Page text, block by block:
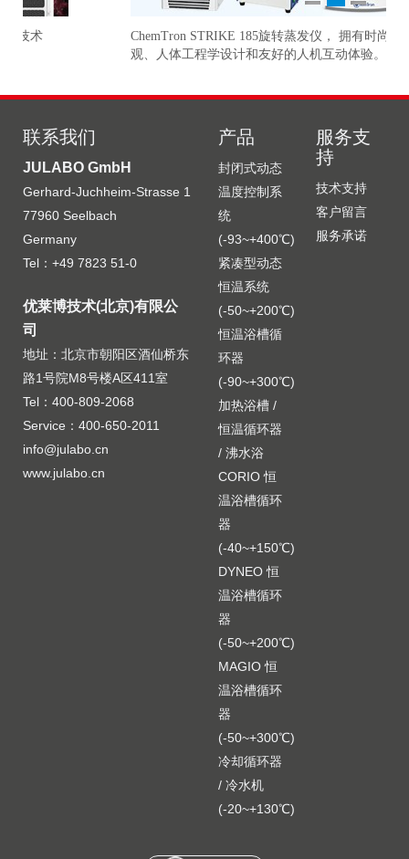
ChemTron STRIKE 185旋转蒸发仪， 拥有时尚的外
观、人体工程学设计和友好的人机互动体验。
1 2 3
联系我们
JULABO GmbH
Gerhard-Juchheim-Strasse 1
77960 Seelbach
Germany
Tel：+49 7823 51-0
优莱博技术(北京)有限公
司
地址：北京市朝阳区酒仙桥东
路1号院M8号楼A区411室
Tel：400-809-2068
Service：400-650-2011
info@julabo.cn
www.julabo.cn
产品
封闭式动态
温度控制系
统
(-93~+400℃)
紧凑型动态
恒温系统
(-50~+200℃)
恒温浴槽循
环器
(-90~+300℃)
加热浴槽 /
恒温循环器
/ 沸水浴
CORIO 恒
温浴槽循环
器
(-40~+150℃)
DYNEO 恒
温浴槽循环
器
(-50~+200℃)
MAGIO 恒
温浴槽循环
器
(-50~+300℃)
冷却循环器
/ 冷水机
(-20~+130℃)
服务支
持
技术支持
客户留言
服务承诺